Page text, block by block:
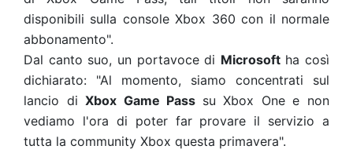
disponibili sulla console Xbox 360 con il normale
abbonamento".
Dal canto suo, un portavoce di Microsoftha così
dichiarato: "Al momento, siamo concentrati sul
lancio diXbox Game Pass su Xbox One e non
vediamo l'ora di poter far provare il servizio a
tutta la community Xbox questa primavera".